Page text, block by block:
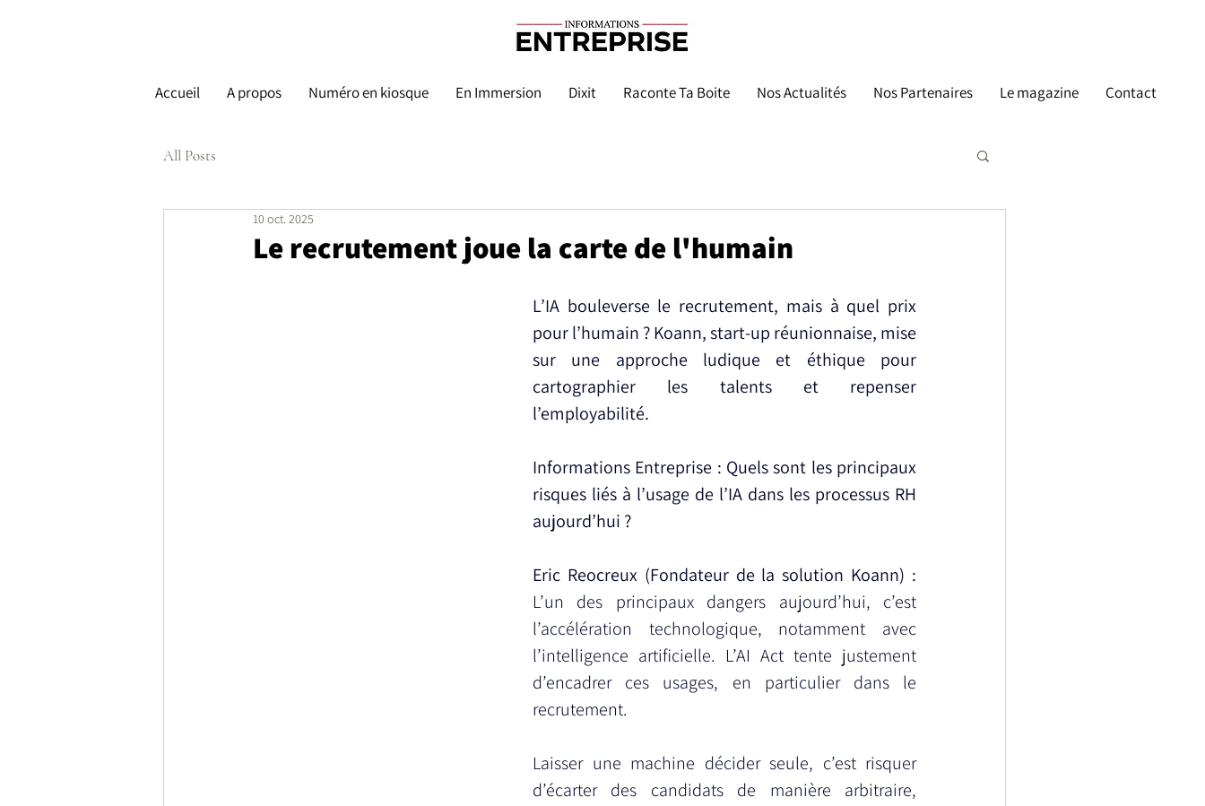
Accueil A propos Numéro en kiosque En Immersion Dixit Raconte Ta Boite Nos Actualités Nos Partenaires Le magazine Contact
All Posts
Le recrutement joue la carte de l'humain
10 oct. 2025
L’IA bouleverse le recrutement, mais à quel prix
pour l’humain ? Koann, start-up réunionnaise, mise
sur une approche ludique et éthique pour
cartographier les talents et repenser
l’employabilité.
Informations Entreprise : Quels sont les principaux
risques liés à l’usage de l’IA dans les processus RH
aujourd’hui ?
L’un des principaux dangers aujourd’hui, c’est
l’accélération technologique, notamment avec
l’intelligence artificielle. L’AI Act tente justement
d’encadrer ces usages, en particulier dans le
recrutement.
Laisser une machine décider seule, c’est risquer
d’écarter des candidats de manière arbitraire,